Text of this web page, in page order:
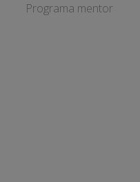
Programa mentor